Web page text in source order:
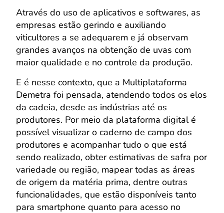
Através do uso de aplicativos e softwares, as
empresas estão gerindo e auxiliando
viticultores a se adequarem e já observam
grandes avanços na obtenção de uvas com
maior qualidade e no controle da produção.
E é nesse contexto, que a Multiplataforma
Demetra foi pensada, atendendo todos os elos
da cadeia, desde as indústrias até os
produtores. Por meio da plataforma digital é
possível visualizar o caderno de campo dos
produtores e acompanhar tudo o que está
sendo realizado, obter estimativas de safra por
variedade ou região, mapear todas as áreas
de origem da matéria prima, dentre outras
funcionalidades, que estão disponíveis tanto
para smartphone quanto para acesso no